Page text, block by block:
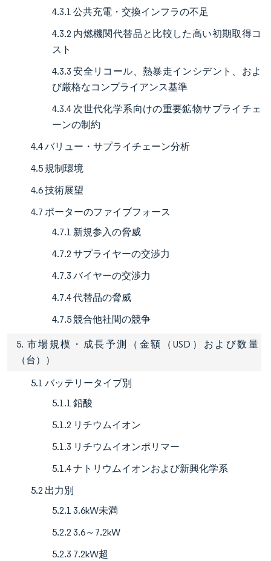
4.3.1 公共充電・交換インフラの不足
4.3.2 内燃機関代替品と比較した高い初期取得コ
スト
4.3.3 安全リコール、熱暴走インシデント、およ
び厳格なコンプライアンス基準
4.3.4 次世代化学系向けの重要鉱物サプライチェ
ーンの制約
4.4 バリュー・サプライチェーン分析
4.5 規制環境
4.6 技術展望
4.7 ポーターのファイブフォース
4.7.1 新規参入の脅威
4.7.2 サプライヤーの交渉力
4.7.3 バイヤーの交渉力
4.7.4 代替品の脅威
4.7.5 競合他社間の競争
5. 市場規模・成長予測（金額（USD）および数量
（台））
5.1 バッテリータイプ別
5.1.1 鉛酸
5.1.2 リチウムイオン
5.1.3 リチウムイオンポリマー
5.1.4 ナトリウムイオンおよび新興化学系
5.2 出力別
5.2.1 3.6kW未満
5.2.2 3.6～7.2kW
5.2.3 7.2kW超